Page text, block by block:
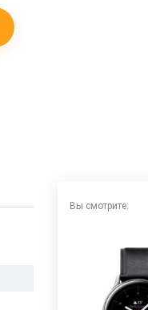
Вы смотрите: